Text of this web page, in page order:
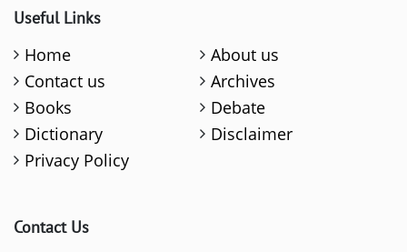
Useful Links
Home
About us
Contact us
Archives
Books
Debate
Dictionary
Disclaimer
Privacy Policy
Contact Us